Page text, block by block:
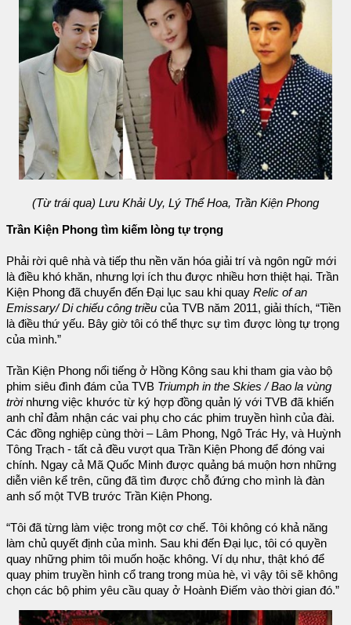
(Từ trái qua) Lưu Khải Uy, Lý Thể Hoa, Trần Kiện Phong
Trần Kiện Phong tìm kiếm lòng tự trọng
Phải rời quê nhà và tiếp thu nền văn hóa giải trí và ngôn ngữ mới
là điều khó khăn, nhưng lợi ích thu được nhiều hơn thiệt hại. Trần
Kiện Phong đã chuyển đến Đại lục sau khi quay Relic of an
Emissary/ Di chiếu công triều của TVB năm 2011, giải thích, “Tiền
là điều thứ yếu. Bây giờ tôi có thể thực sự tìm được lòng tự trọng
của mình.”
Trần Kiện Phong nổi tiếng ở Hồng Kông sau khi tham gia vào bộ
phim siêu đình đám của TVB Triumph in the Skies / Bao la vùng
trờinhưng việc khước từ ký hợp đồng quản lý với TVB đã khiến
anh chỉ đảm nhận các vai phụ cho các phim truyền hình của đài.
Các đồng nghiệp cùng thời – Lâm Phong, Ngô Trác Hy, và Huỳnh
Tông Trạch - tất cả đều vượt qua Trần Kiện Phong để đóng vai
chính. Ngay cả Mã Quốc Minh được quảng bá muộn hơn những
diễn viên kể trên, cũng đã tìm được chỗ đứng cho mình là đàn
anh số một TVB trước Trần Kiện Phong.
“Tôi đã từng làm việc trong một cơ chế. Tôi không có khả năng
làm chủ quyết định của mình. Sau khi đến Đại lục, tôi có quyền
quay những phim tôi muốn hoặc không. Ví dụ như, thật khó để
quay phim truyền hình cổ trang trong mùa hè, vì vậy tôi sẽ không
chọn các bộ phim yêu cầu quay ở Hoành Điếm vào thời gian đó.”